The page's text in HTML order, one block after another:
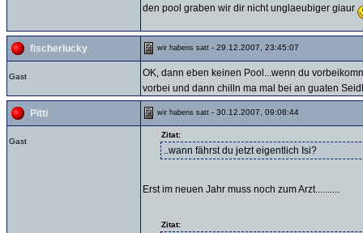
den pool graben wir dir nicht unglaeubiger giaur
fischerlucky wir habens satt - 29.12.2007, 23:45:07
Gast
OK, dann eben keinen Pool...wenn du
vorbei und dann chilln ma mal bei an guaten
Pitti wir habens satt - 30.12.2007, 09:08:44
Gast
Zitat:
..wann fährst du jetzt eigentlich Isi?
Erst im neuen Jahr muss noch zum Arzt..........
Zitat: